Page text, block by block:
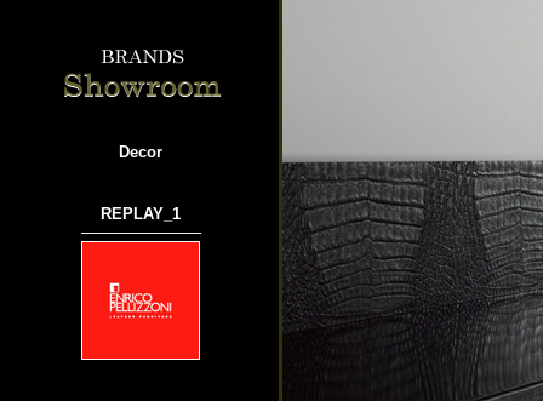
Decor
REPLAY_1
───────────